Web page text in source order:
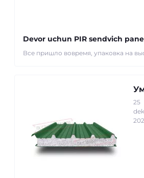
Devor uchun PIR sendvich
Все пришло вовремя, упаковка на
25